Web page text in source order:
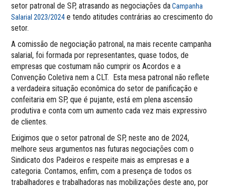
setor patronal de SP, atrasando as negociações daCampanha
Salarial 2023/2024e tendo atitudes contrárias ao crescimento do
setor.
A comissão de negociação patronal, na mais recente campanha
salarial, foi formada por representantes, quase todos, de
empresas que costumam não cumprir os Acordos e a
Convenção Coletiva nem a CLT. Esta mesa patronal não reflete
a verdadeira situação econômica do setor de panificação e
confeitaria em SP, que é pujante, está em plena ascensão
produtiva e conta com um aumento cada vez mais expressivo
de clientes.
Exigimos que o setor patronal de SP, neste ano de 2024,
melhore seus argumentos nas futuras negociações com o
Sindicato dos Padeiros e respeite mais as empresas e a
categoria. Contamos, enfim, com a presença de todos os
trabalhadores e trabalhadoras nas mobilizações deste ano, por